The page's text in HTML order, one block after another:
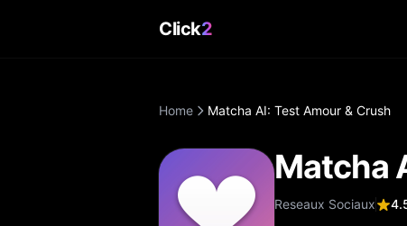
Click2
Home Matcha AI: Test Amour & Crush
Matcha
Reseaux Sociaux